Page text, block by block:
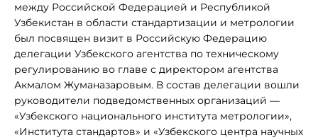
между Российской Федерацией и Республикой
Узбекистан в области стандартизации и метрологии
был посвящен визит в Российскую Федерацию
делегации Узбекского агентства по техническому
регулированию во главе с директором агентства
Акмалом Жуманазаровым. В состав делегации вошли
руководители подведомственных организаций —
«Узбекского национального института метрологии»,
«Института стандартов» и «Узбекского центра научных